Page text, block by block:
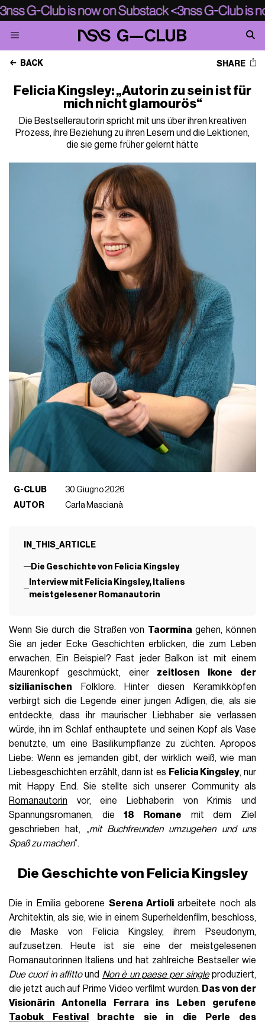
BACK SHARE
Felicia Kingsley: „Autorin zu sein ist für
mich nicht glamourös“
Die Bestsellerautorin spricht mit uns über ihren kreativen
Prozess, ihre Beziehung zu ihren Lesern und die Lektionen,
die sie gerne früher gelernt hätte
G-CLUB
30 Giugno 2026
AUTOR
Carla Mascianà
IN_THIS_ARTICLE
Die Geschichte von Felicia Kingsley
Interview mit Felicia Kingsley, Italiens
meistgelesener Romanautorin
Wenn Sie durch die Straßen von Taormina gehen, können
Sie an jeder Ecke Geschichten erblicken, die zum Leben
erwachen. Ein Beispiel? Fast jeder Balkon ist mit einem
Maurenkopf geschmückt, einer zeitlosen Ikone der
sizilianischen Folklore. Hinter diesen Keramikköpfen
verbirgt sich die Legende einer jungen Adligen, die, als sie
entdeckte, dass ihr maurischer Liebhaber sie verlassen
würde, ihn im Schlaf enthauptete und seinen Kopf als Vase
benutzte, um eine Basilikumpflanze zu züchten. Apropos
Liebe: Wenn es jemanden gibt, der wirklich weiß, wie man
Liebesgeschichten erzählt, dann ist es Felicia Kingsley, nur
mit Happy End. Sie stellte sich unserer Community als
Romanautorin vor, eine Liebhaberin von Krimis und
Spannungsromanen, die18 Romane mit dem Ziel
geschrieben hat, „mit Buchfreunden umzugehen und uns
Spaß zu machen“.
Die Geschichte von Felicia Kingsley
Die in Emilia geborene Serena Artioliarbeitete noch als
Architektin, als sie, wie in einem Superheldenfilm, beschloss,
die Maske von Felicia Kingsley, ihrem Pseudonym,
aufzusetzen. Heute ist sie eine der meistgelesenen
Romanautorinnen Italiens und hat zahlreiche Bestseller wie
Due cuori in affittound Non è un paese per singleproduziert,
die jetzt auch auf Prime Video verfilmt wurden. Das von der
VisionärinAntonella Ferrara ins Leben gerufene
Taobuk Festival
brachte sie in die Perle des